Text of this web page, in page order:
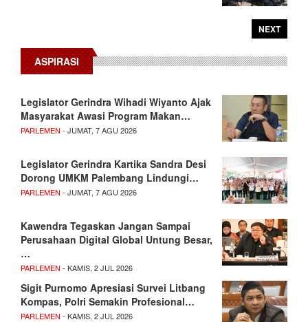
NEXT
ASPIRASI
Legislator Gerindra Wihadi Wiyanto Ajak
Masyarakat Awasi Program Makan…
PARLEMEN - JUMAT, 7 AGU 2026
Legislator Gerindra Kartika Sandra Desi
Dorong UMKM Palembang Lindungi…
PARLEMEN - JUMAT, 7 AGU 2026
Kawendra Tegaskan Jangan Sampai
Perusahaan Digital Global Untung Besar,
…
PARLEMEN - KAMIS, 2 JUL 2026
Sigit Purnomo Apresiasi Survei Litbang
Kompas, Polri Semakin Profesional…
PARLEMEN - KAMIS, 2 JUL 2026